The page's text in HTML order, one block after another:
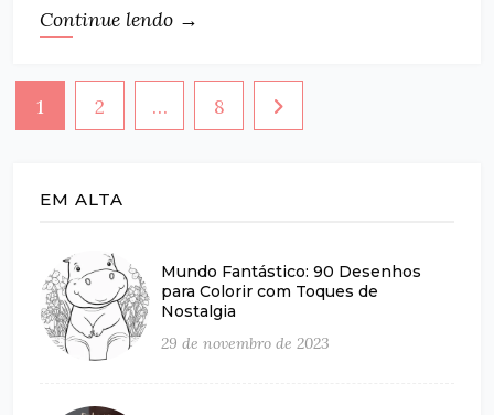
Continue lendo →
Paginação
de
1 2 … 8
EM ALTA
Mundo Fantástico: 90 Desenhos
para Colorir com Toques de
Nostalgia
29 de novembro de 2023